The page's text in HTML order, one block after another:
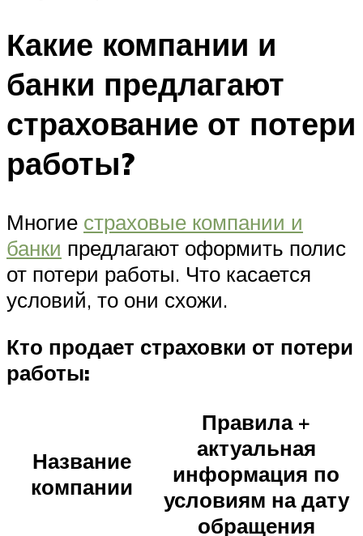
Какие компании и
банки предлагают
страхование от потери
работы?
Многие страховые компании и
банки предлагают оформить полис
от потери работы. Что касается
условий, то они схожи.
Кто продает страховки от потери
работы:
Название
компании
Правила +
актуальная
информация по
условиям на дату
обращения